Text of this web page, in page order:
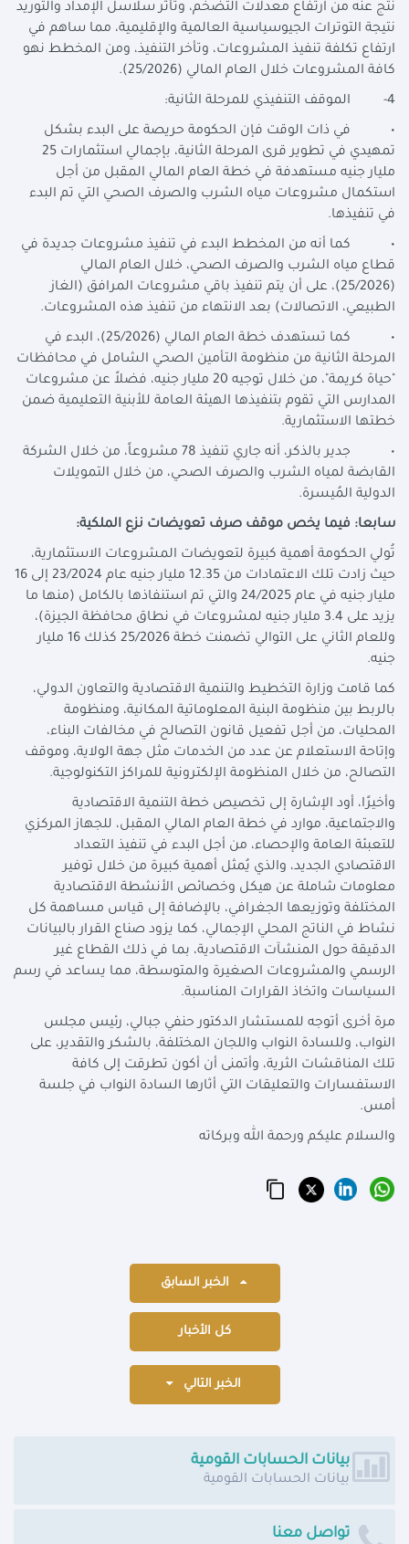
نتج عنه من ارتفاع معدلات التضخم، وتأثر سلاسل الإمداد والتوريد
نتيجة التوترات الجيوسياسية العالمية والإقليمية، مما ساهم في
ارتفاع تكلفة تنفيذ المشروعات، وتأخر التنفيذ، ومن المخطط نهو
كافة المشروعات خلال العام المالي (25/2026).
4- الموقف التنفيذي للمرحلة الثانية:
• في ذات الوقت فإن الحكومة حريصة على البدء بشكل
تمهيدي في تطوير قرى المرحلة الثانية، بإجمالي استثمارات 25
مليار جنيه مستهدفة في خطة العام المالي المقبل من أجل
استكمال مشروعات مياه الشرب والصرف الصحي التي تم البدء
في تنفيذها.
• كما أنه من المخطط البدء في تنفيذ مشروعات جديدة في
قطاع مياه الشرب والصرف الصحي، خلال العام المالي
(25/2026)، على أن يتم تنفيذ باقي مشروعات المرافق (الغاز
الطبيعي، الاتصالات) بعد الانتهاء من تنفيذ هذه المشروعات.
• كما تستهدف خطة العام المالي (25/2026)، البدء في
المرحلة الثانية من منظومة التأمين الصحي الشامل في محافظات
"حياة كريمة"، من خلال توجيه 20 مليار جنيه، فضلاً عن مشروعات
المدارس التي تقوم بتنفيذها الهيئة العامة للأبنية التعليمية ضمن
خطتها الاستثمارية.
• جدير بالذكر، أنه جاري تنفيذ 78 مشروعاً، من خلال الشركة
القابضة لمياه الشرب والصرف الصحي، من خلال التمويلات
الدولية المُيسرة.
سابعا: فيما يخص موقف صرف تعويضات نزع الملكية:
تُولي الحكومة أهمية كبيرة لتعويضات المشروعات الاستثمارية،
حيث زادت تلك الاعتمادات من 12.35 مليار جنيه عام 23/2024 إلى 16
مليار جنيه في عام 24/2025 والتي تم استنفاذها بالكامل (منها ما
يزيد على 3.4 مليار جنيه لمشروعات في نطاق محافظة الجيزة)،
وللعام الثاني على التوالي تضمنت خطة 25/2026 كذلك 16 مليار
جنيه.
كما قامت وزارة التخطيط والتنمية الاقتصادية والتعاون الدولي،
بالربط بين منظومة البنية المعلوماتية المكانية، ومنظومة
المحليات، من أجل تفعيل قانون التصالح في مخالفات البناء،
وإتاحة الاستعلام عن عدد من الخدمات مثل جهة الولاية، وموقف
التصالح، من خلال المنظومة الإلكترونية للمراكز التكنولوجية.
وأخيرًا، أود الإشارة إلى تخصيص خطة التنمية الاقتصادية
والاجتماعية، موارد في خطة العام المالي المقبل، للجهاز المركزي
للتعبئة العامة والإحصاء، من أجل البدء في تنفيذ التعداد
الاقتصادي الجديد، والذي يُمثل أهمية كبيرة من خلال توفير
معلومات شاملة عن هيكل وخصائص الأنشطة الاقتصادية
المختلفة وتوزيعها الجغرافي، بالإضافة إلى قياس مساهمة كل
نشاط في الناتج المحلي الإجمالي، كما يزود صناع القرار بالبيانات
الدقيقة حول المنشآت الاقتصادية، بما في ذلك القطاع غير
الرسمي والمشروعات الصغيرة والمتوسطة، مما يساعد في رسم
السياسات واتخاذ القرارات المناسبة.
مرة أخرى أتوجه للمستشار الدكتور حنفي جبالي، رئيس مجلس
النواب، وللسادة النواب واللجان المختلفة، بالشكر والتقدير، على
تلك المناقشات الثرية، وأتمنى أن أكون تطرقت إلى كافة
الاستفسارات والتعليقات التي أثارها السادة النواب في جلسة
أمس.
والسلام عليكم ورحمة الله وبركاته
الخبر السابق
كل الأخبار
الخبر التالي
بيانات الحسابات القومية
بيانات الحسابات القومية
تواصل معنا